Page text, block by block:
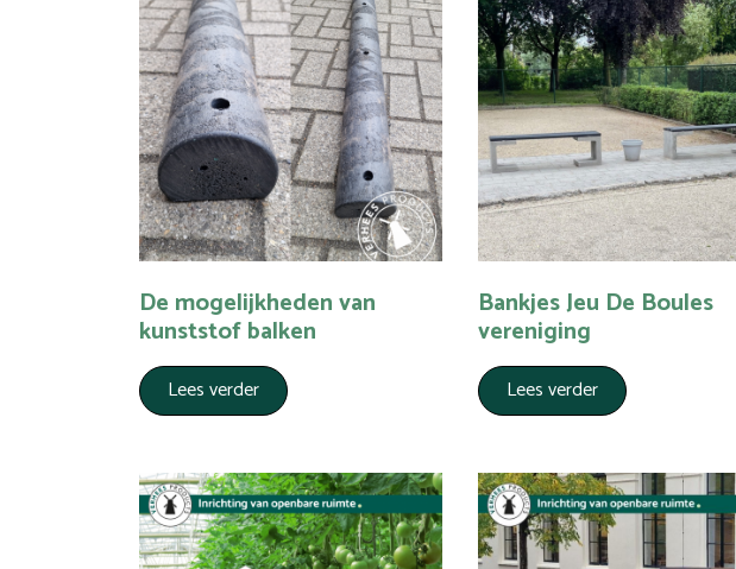
De mogelijkheden van
kunststof balken
Lees verder
Bankjes Jeu De Boules
vereniging
Lees verder